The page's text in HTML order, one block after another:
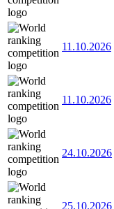
11.10.2026
11.10.2026
24.10.2026
25.10.2026